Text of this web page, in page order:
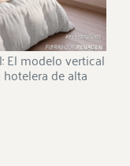
El modelo vertical
de alta